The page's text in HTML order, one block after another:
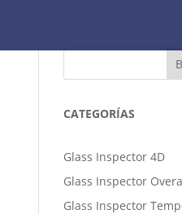
CATEGORÍAS
Glass Inspector 4D
Glass Inspector
Glass Inspector